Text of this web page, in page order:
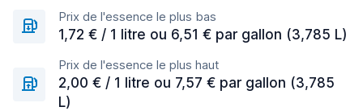
Prix de l'essence le plus bas
1,72 € / 1 litre ou 6,51 € par gallon (3,785 L)
Prix de l'essence le plus haut
2,00 € / 1 litre ou 7,57 € par gallon (3,785
L)